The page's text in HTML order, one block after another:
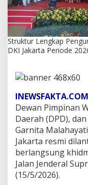
G
A
R
N
I
T
M
l
a
h
a
y
a
t
N
Struktur Lengkap
DKI Jakarta Periode
INEWSFAKTA.COM
Dewan Pimpinan
Daerah (DPD),
Garnita
Jakarta resmi
berlangsung
Jalan Jenderal
(15/5/2026).